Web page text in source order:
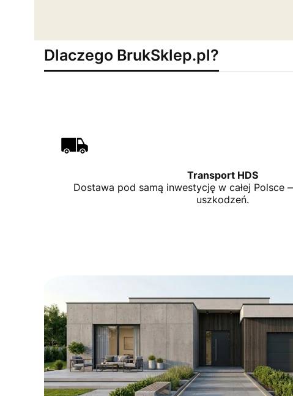
Dlaczego BrukSklep.pl?
Transport HDS
Dostawa pod samą inwestycję w całej Polsce
uszkodzeń.